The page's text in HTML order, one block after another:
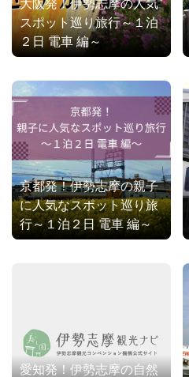
大阪発！伊勢志摩の人気
スポット巡り旅行～１泊
２日 電車 編～
京都発！伊勢志摩の親子
に人気なスポット巡り旅
行～１泊２日 電車 編～
愛知発！伊勢志摩の自然